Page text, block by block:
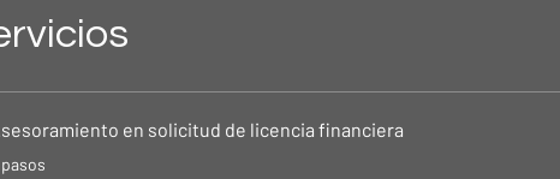
en solicitud de licencia financiera